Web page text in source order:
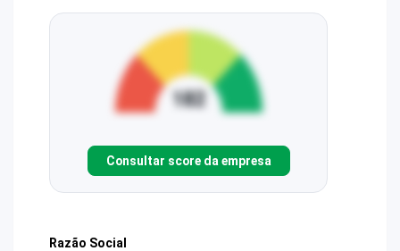
Consultar score da empresa
Razão Social